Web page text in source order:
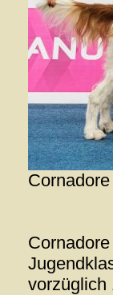
vorzüglich